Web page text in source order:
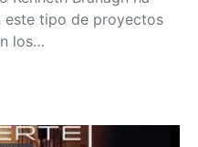
este tipo de proyectos
los…